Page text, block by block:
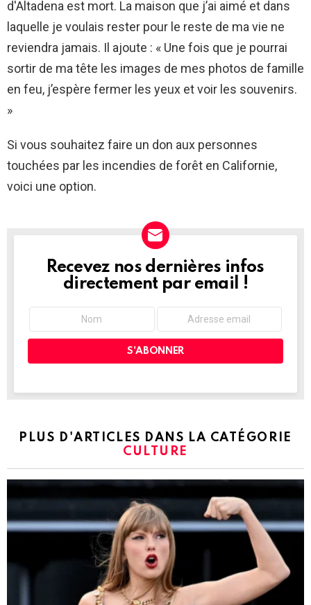
d'Altadena est mort. La maison que j’ai aimé et dans
laquelle je voulais rester pour le reste de ma vie ne
reviendra jamais. Il ajoute : « Une fois que je pourrai
sortir de ma tête les images de mes photos de famille
en feu, j’espère fermer les yeux et voir les souvenirs.
»
Si vous souhaitez faire un don aux personnes
touchées par les incendies de forêt en Californie,
voici une option.
NEWSLETTER
Recevez nos dernières infos
directement par email !
PLUS D'ARTICLES DANS LA CATÉGORIE
CULTURE